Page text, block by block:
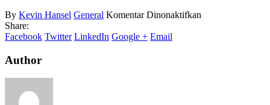
By Kevin Hansel General Komentar Dinonaktifkan
Share:
Facebook Twitter LinkedIn Google + Email
Author